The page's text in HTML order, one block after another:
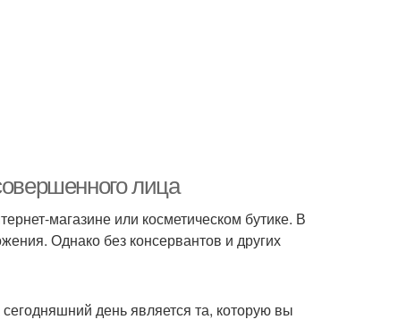
лица
магазине или косметическом бутике. В
Однако без консервантов и других
день является та, которую вы